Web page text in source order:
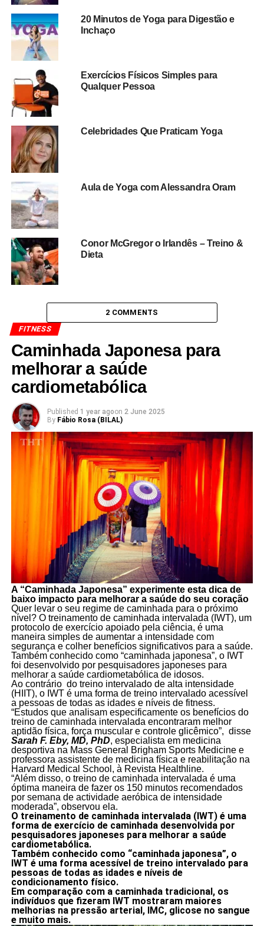
20 Minutos de Yoga para Digestão e
Inchaço
Exercícios Físicos Simples para
Qualquer Pessoa
Celebridades Que Praticam Yoga
Aula de Yoga com Alessandra Oram
Conor McGregor o Irlandês – Treino &
Dieta
2 COMMENTS
FITNESS
Caminhada Japonesa para
melhorar a saúde
cardiometabólica
Published 1 year agoon 2 June 2025
By Fábio Rosa (BILAL)
A “Caminhada Japonesa” experimente esta dica de
baixo impacto para melhorar a saúde do seu coração
Quer levar o seu regime de caminhada para o próximo
nível? O treinamento de caminhada intervalada (IWT), um
protocolo de exercício apoiado pela ciência, é uma
maneira simples de aumentar a intensidade com
segurança e colher benefícios significativos para a saúde.
Também conhecido como “caminhada japonesa”, o IWT
foi desenvolvido por pesquisadores japoneses para
melhorar a saúde cardiometabólica de idosos.
Ao contrário do treino intervalado de alta intensidade
(HIIT), o IWT é uma forma de treino intervalado acessível
a pessoas de todas as idades e níveis de fitness.
“Estudos que analisam especificamente os benefícios do
treino de caminhada intervalada encontraram melhor
aptidão física, força muscular e controle glicêmico”, disse
Sarah F. Eby, MD, PhD, especialista em medicina
desportiva na Mass General Brigham Sports Medicine e
professora assistente de medicina física e reabilitação na
Harvard Medical School, à Revista Healthline.
“Além disso, o treino de caminhada intervalada é uma
óptima maneira de fazer os 150 minutos recomendados
por semana de actividade aeróbica de intensidade
moderada”, observou ela.
O treinamento de caminhada intervalada (IWT) é uma
forma de exercício de caminhada desenvolvida por
pesquisadores japoneses para melhorar a saúde
cardiometabólica.
Também conhecido como “caminhada japonesa”, o
IWT é uma forma acessível de treino intervalado para
pessoas de todas as idades e níveis de
condicionamento físico.
Em comparação com a caminhada tradicional, os
indivíduos que fizeram IWT mostraram maiores
melhorias na pressão arterial, IMC, glicose no sangue
e muito mais.